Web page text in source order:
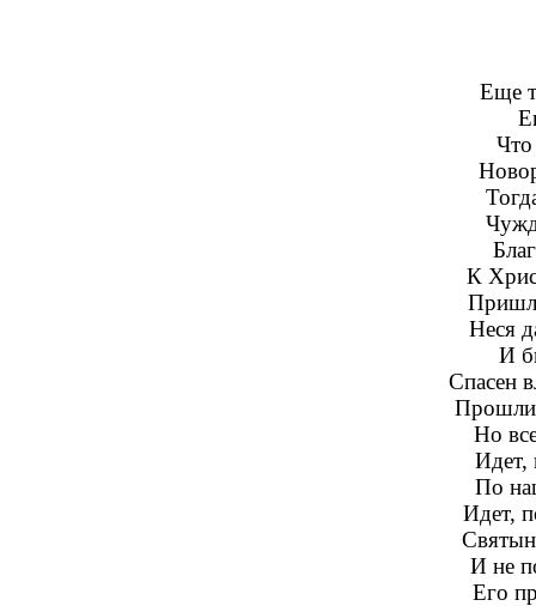
Еще
Что
К
Неся
И
Спасен
Прошли
Но
Идет,
По
Идет,
И не
Его